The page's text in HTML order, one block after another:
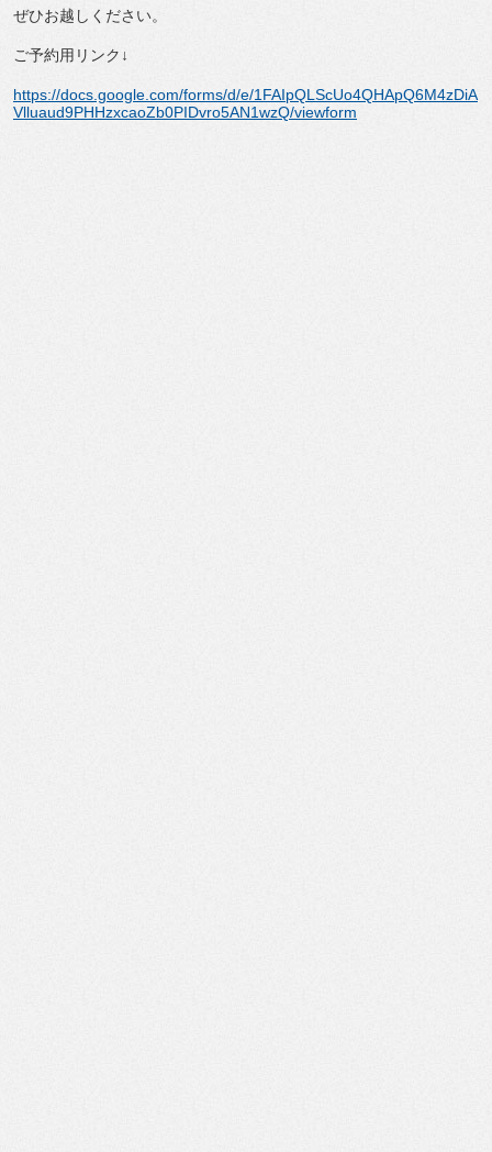
ぜひお越しください。
ご予約用リンク↓
https://docs.google.com/forms/d/e/1FAIpQLScUo4QHApQ6M4zDiA
Vlluaud9PHHzxcaoZb0PIDvro5AN1wzQ/viewform